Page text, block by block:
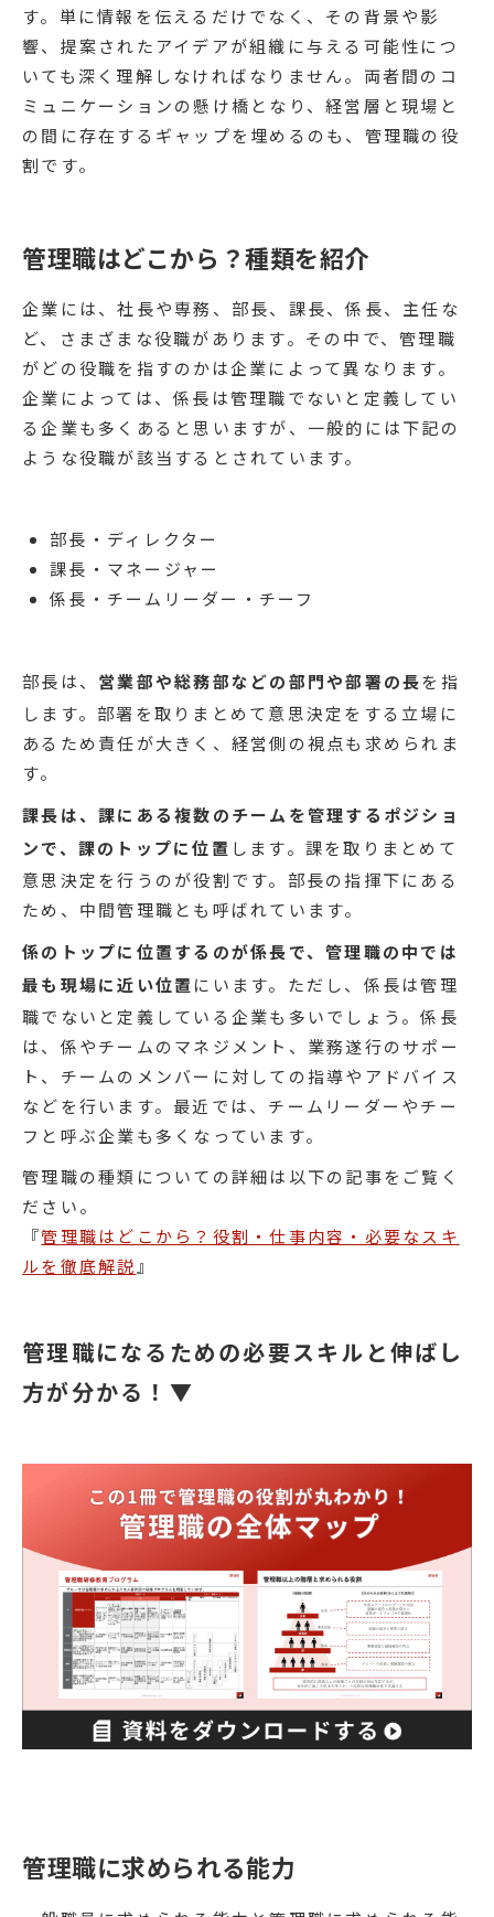
す。単に情報を伝えるだけでなく、その背景や影
響、提案されたアイデアが組織に与える可能性につ
いても深く理解しなければなりません。両者間のコ
ミュニケーションの懸け橋となり、経営層と現場と
の間に存在するギャップを埋めるのも、管理職の役
割です。
管理職はどこから？種類を紹介
企業には、社長や専務、部長、課長、係長、主任な
ど、さまざまな役職があります。その中で、管理職
がどの役職を指すのかは企業によって異なります。
企業によっては、係長は管理職でないと定義してい
る企業も多くあると思いますが、一般的には下記の
ような役職が該当するとされています。
部長・ディレクター
課長・マネージャー
係長・チームリーダー・チーフ
部長は、 営業部や総務部などの部門や部署の長を指
します。部署を取りまとめて意思決定をする立場に
あるため責任が大きく、経営側の視点も求められま
す。
課長は、課にある複数のチームを管理するポジショ
ンで、課のトップに位置 します。課を取りまとめて
意思決定を行うのが役割です。部長の指揮下にある
ため、中間管理職とも呼ばれています。
係のトップに位置するのが係長で、管理職の中では
最も現場に近い位置にいます。ただし、係長は管理
職でないと定義している企業も多いでしょう。係長
は、係やチームのマネジメント、業務遂行のサポー
ト、チームのメンバーに対しての指導やアドバイス
などを行います。最近では、チームリーダーやチー
フと呼ぶ企業も多くなっています。
管理職の種類についての詳細は以下の記事をご覧く
ださい。
『管理職はどこから？役割・仕事内容・必要なスキ
ルを徹底解説』
管理職になるための必要スキルと伸ばし
方が分かる！▼
管理職に求められる能力